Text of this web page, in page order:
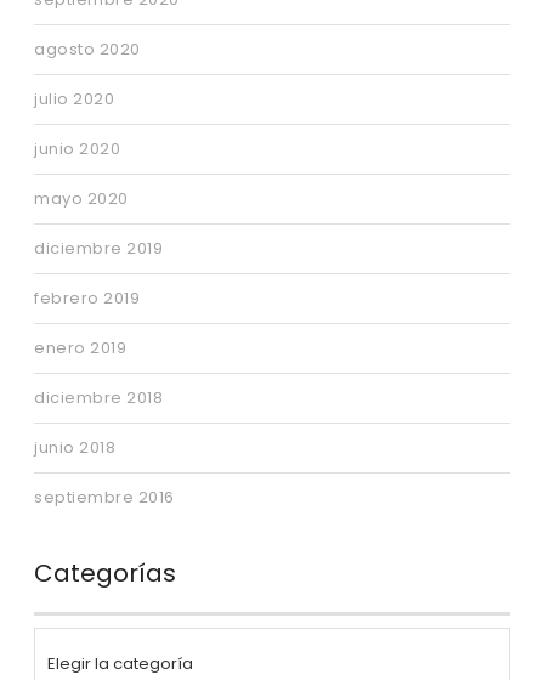
agosto 2020
julio 2020
junio 2020
mayo 2020
diciembre 2019
febrero 2019
enero 2019
diciembre 2018
junio 2018
septiembre 2016
Categorías